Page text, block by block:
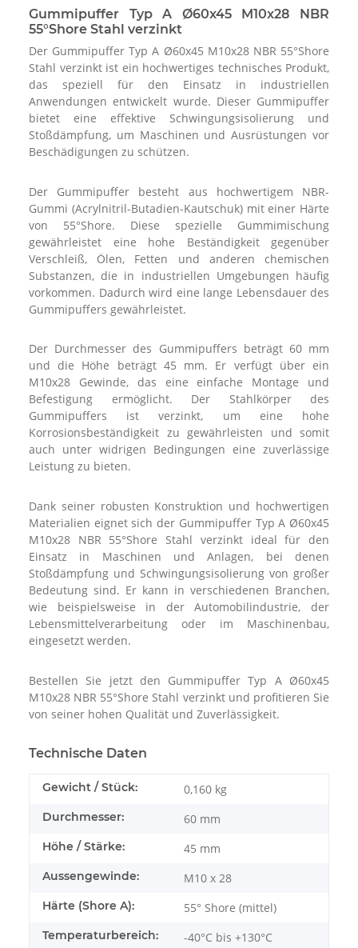
Gummipuffer Typ A Ø60x45 M10x28 NBR
55°Shore Stahl verzinkt
Der Gummipuffer Typ A Ø60x45 M10x28 NBR 55°Shore
Stahl verzinkt ist ein hochwertiges technisches Produkt,
das speziell für den Einsatz in industriellen
Anwendungen entwickelt wurde. Dieser Gummipuffer
bietet eine effektive Schwingungsisolierung und
Stoßdämpfung, um Maschinen und Ausrüstungen vor
Beschädigungen zu schützen.
Der Gummipuffer besteht aus hochwertigem NBR-
Gummi (Acrylnitril-Butadien-Kautschuk) mit einer Härte
von 55°Shore. Diese spezielle Gummimischung
gewährleistet eine hohe Beständigkeit gegenüber
Verschleiß, Ölen, Fetten und anderen chemischen
Substanzen, die in industriellen Umgebungen häufig
vorkommen. Dadurch wird eine lange Lebensdauer des
Gummipuffers gewährleistet.
Der Durchmesser des Gummipuffers beträgt 60 mm
und die Höhe beträgt 45 mm. Er verfügt über ein
M10x28 Gewinde, das eine einfache Montage und
Befestigung ermöglicht. Der Stahlkörper des
Gummipuffers ist verzinkt, um eine hohe
Korrosionsbeständigkeit zu gewährleisten und somit
auch unter widrigen Bedingungen eine zuverlässige
Leistung zu bieten.
Dank seiner robusten Konstruktion und hochwertigen
Materialien eignet sich der Gummipuffer Typ A Ø60x45
M10x28 NBR 55°Shore Stahl verzinkt ideal für den
Einsatz in Maschinen und Anlagen, bei denen
Stoßdämpfung und Schwingungsisolierung von großer
Bedeutung sind. Er kann in verschiedenen Branchen,
wie beispielsweise in der Automobilindustrie, der
Lebensmittelverarbeitung oder im Maschinenbau,
eingesetzt werden.
Bestellen Sie jetzt den Gummipuffer Typ A Ø60x45
M10x28 NBR 55°Shore Stahl verzinkt und profitieren Sie
von seiner hohen Qualität und Zuverlässigkeit.
Technische Daten
Gewicht / Stück: 0,160 kg
Durchmesser: 60 mm
Höhe / Stärke: 45 mm
Aussengewinde: M10 x 28
Härte (Shore A): 55° Shore (mittel)
Temperaturbereich: -40°C bis +130°C